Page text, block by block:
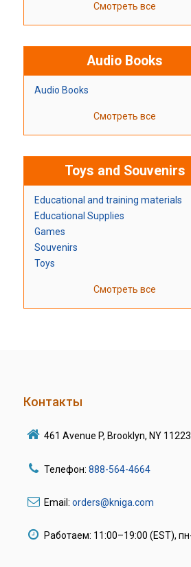
Смотреть все
Audio Books
Audio Books
Смотреть все
Toys and Souvenirs
Educational and training materials
Educational Supplies
Games
Souvenirs
Toys
Смотреть все
Контакты
461 Avenue P, Brooklyn, NY 11223
Телефон: 888-564-4664
Email: orders@kniga.com
Работаем: 11:00–19:00 (EST),